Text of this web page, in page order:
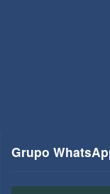
Grupo